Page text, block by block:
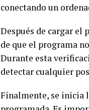
conectando un
Después de cargar el
de que el programa
Durante esta
detectar cualquier
Finalmente, se inicia